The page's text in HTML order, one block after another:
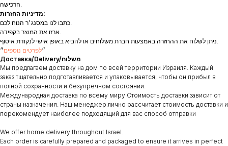
הרכישה.
מדיניות החזרות:
כתבו לנו במסנג׳ר הנוח לכם.
ארזו את המוצר בקפידה.
ניתן לשלוח את ההחזרה באמצעות חברת משלוחים או להביא באופן אישי לנקודת איסוף.
״לפרטים נוספים״
Доставка/Delivery/משלוח
Мы предлагаем доставку на дом по всей территории Израиля. Каждый
заказ тщательно подготавливается и упаковывается, чтобы он прибыл в
полной сохранности и безупречном состоянии.
Международная доставка по всему миру Стоимость доставки зависит от
страны назначения. Наш менеджер лично рассчитает стоимость доставки и
порекомендует наиболее подходящий для вас способ отправки
We offer home delivery throughout Israel.
Each order is carefully prepared and packaged to ensure it arrives in perfect